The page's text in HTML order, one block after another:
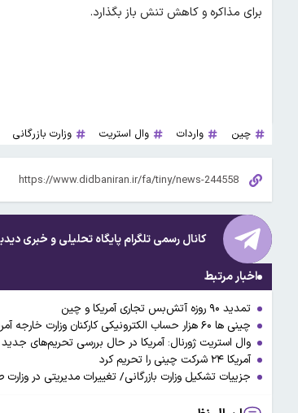
برای مذاکره و کاهش تنش باز بگذارد.
چین واردات وال استریت وزارت بازرگانی
کانال رسمی تلگرام پایگاه تحلیلی و خبری
اخبار مرتبط
تمدید ۹۰ روزه آتش‌بس تجاری آمریکا و چین
چینی ها ۶۰ هزار حساب الکترونیکی کارکنان وزارت خارجه آمریکا را هک کردند
وال استریت ژورنال: آمریکا در حال بررسی تحریم‌های
آمریکا ۲۴ شرکت چینی را تحریم کرد
جزییات تشکیل وزارت بازرگانی/ تغییرات مدیریتی در